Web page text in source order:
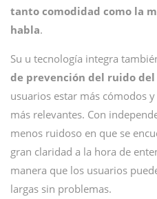
tanto comodidad como la
habla.
Su u tecnología integra
de prevención del ruido
usuarios estar más cómodos
más relevantes. Con
menos ruidoso en que se
gran claridad a la hora de
manera que los usuarios
largas sin problemas.